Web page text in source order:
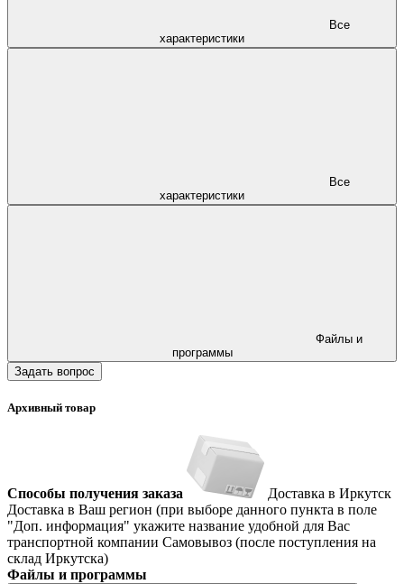
характеристики
характеристики
программы
Задать вопрос
Архивный товар
Способы получения заказа
Доставка в Иркутск
Доставка в Ваш регион (при выборе данного пункта в поле
"Доп. информация" укажите название удобной для Вас
транспортной компании Самовывоз (после поступления на
склад Иркутска)
Файлы и программы